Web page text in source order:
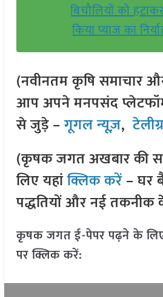
बिचौलियों को
किया प्याज का
(नवीनतम कृषि समाचार
आप अपने मनपसंद
से जुड़े –गूगल न्यूज़,
(कृषक जगत अखबार की
लिए यहांक्लिक करें– घर
पद्धतियों और नई तकनीक
कृषक जगत ई-पेपर पढ़ने के
पर क्लिक करें: